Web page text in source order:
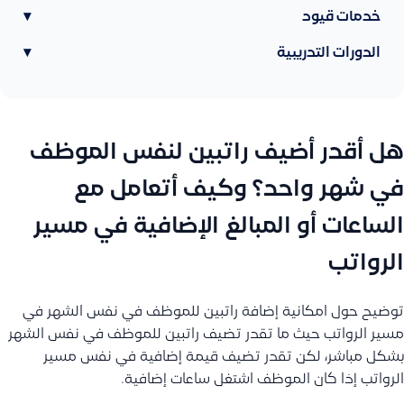
خدمات قيود ▾
الدورات التدريبية ▾
هل أقدر أضيف راتبين لنفس الموظف
في شهر واحد؟ وكيف أتعامل مع
الساعات أو المبالغ الإضافية في مسير
الرواتب
توضيح حول امكانية إضافة راتبين للموظف في نفس الشهر في
مسير الرواتب حيث ما تقدر تضيف راتبين للموظف في نفس الشهر
بشكل مباشر، لكن تقدر تضيف قيمة إضافية في نفس مسير
الرواتب إذا كان الموظف اشتغل ساعات إضافية.